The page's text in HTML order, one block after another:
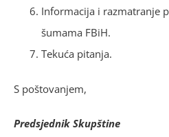
Informacija i razmatranje
šumama FBiH.
Tekuća pitanja.
S poštovanjem,
Predsjednik Skupštine